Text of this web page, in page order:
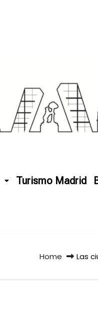
Turismo Madrid
Home Las